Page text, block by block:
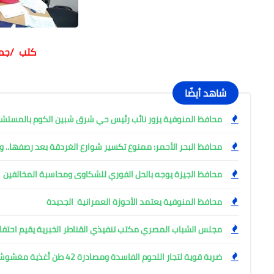
كتب /
شاهد أيضًا
محافظ المنوفية يزور نائب رئيس حي شرق شبين الكوم
محافظ البحر الأحمر: ممنوع تكسير شوارع الغردقة بعد رصفها..
محافظ الجيزة يوجه بالحل الفوري للشكاوى ومحاسبة المخالفين
محافظ المنوفية يعتمد الأحوزة العمرانية الجديدة
مجلس الشباب المصري مكتب تنفيذي القناطر الخبرية يقيم
ضربة قوية لتجار اللحوم الفاسدة ومصادرة 42 طن أغذية مغشوشة بالجيزة